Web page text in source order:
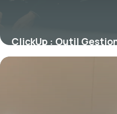
ClickUp : Outil
23 mai 2026